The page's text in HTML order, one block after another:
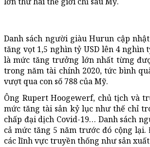
Danh sách người giàu Hurun cập
tăng vọt 1,5 nghìn tỷ USD lên 4 nghìn
là mức tăng trưởng lớn nhất từng
trong năm tài chính 2020, tức bình
vượt qua con số 788 của Mỹ.
Ông Rupert Hoogewerf, chủ tịch và
mức tăng tài sản kỷ lục như thế chỉ
chấp đại dịch Covid-19… Danh sách
cả mức tăng 5 năm trước đó cộng
các lĩnh vực truyền thống như sản